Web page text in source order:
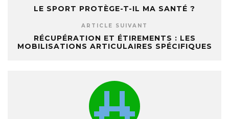
LE SPORT PROTÈGE-T-IL MA SANTÉ ?
ARTICLE SUIVANT
RÉCUPÉRATION ET ÉTIREMENTS : LES
MOBILISATIONS ARTICULAIRES SPÉCIFIQUES